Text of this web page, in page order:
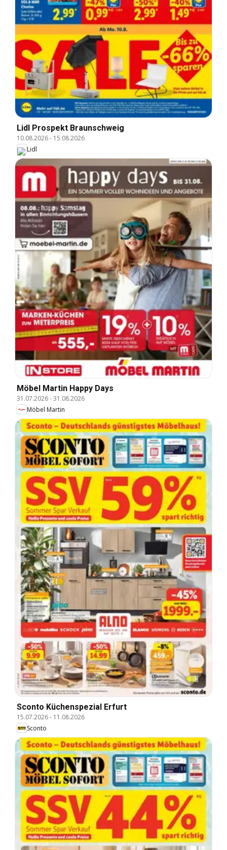
Lidl Prospekt Braunschweig
10.08.2026- 15.08.2026
Lidl
Möbel Martin Happy Days
31.07.2026-31.08.2026
Möbel Martin
Sconto Küchenspezial Erfurt
15.07.2026- 11.08.2026
Sconto